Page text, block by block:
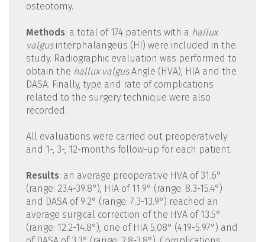
osteotomy.
Methods: a total of 174 patients with a hallux
valgusinterphalangeus (HI) were included in the
study. Radiographic evaluation was performed to
obtain the hallux valgusAngle (HVA), HIA and the
DASA. Finally, type and rate of complications
related to the surgery technique were also
recorded.
All evaluations were carried out preoperatively
and 1-, 3-, 12-months follow-up for each patient.
Results: an average preoperative HVA of 31.6°
(range: 23.4-39.8°), HIA of 11.9° (range: 8.3-15.4°)
and DASA of 9.2° (range: 7.3-13.9°) reached an
average surgical correction of the HVA of 13.5°
(range: 12.2-14.8°), one of HIA 5.08° (4.19-5.97°) and